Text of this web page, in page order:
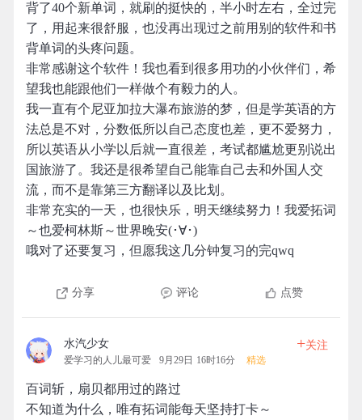
背了40个新单词，就刷的挺快的，半小时左右，全过完
了，用起来很舒服，也没再出现过之前用别的软件和书
背单词的头疼问题。
非常感谢这个软件！我也看到很多用功的小伙伴们，希
望我也能跟他们一样做个有毅力的人。
我一直有个尼亚加拉大瀑布旅游的梦，但是学英语的方
法总是不对，分数低所以自己态度也差，更不爱努力，
所以英语从小学以后就一直很差，考试都尴尬更别说出
国旅游了。我还是很希望自己能靠自己去和外国人交
流，而不是靠第三方翻译以及比划。
非常充实的一天，也很快乐，明天继续努力！我爱拓词
～也爱柯林斯～世界晚安(･∀･)
哦对了还要复习，但愿我这几分钟复习的完qwq
分享 评论 点赞
水汽少女
爱学习的人儿最可爱 9月29日 16时16分 精选
+关注
百词斩，扇贝都用过的路过
不知道为什么，唯有拓词能每天坚持打卡～